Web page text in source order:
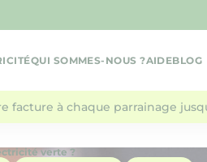
QUI SOMMES-NOUS ?AIDEBLOG
à chaque parrainage
verte ?